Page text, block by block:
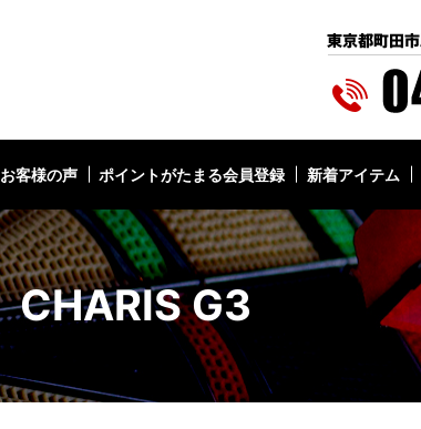
お客様の声 ポイントがたまる会員登録 新着アイテム
CHARIS G3